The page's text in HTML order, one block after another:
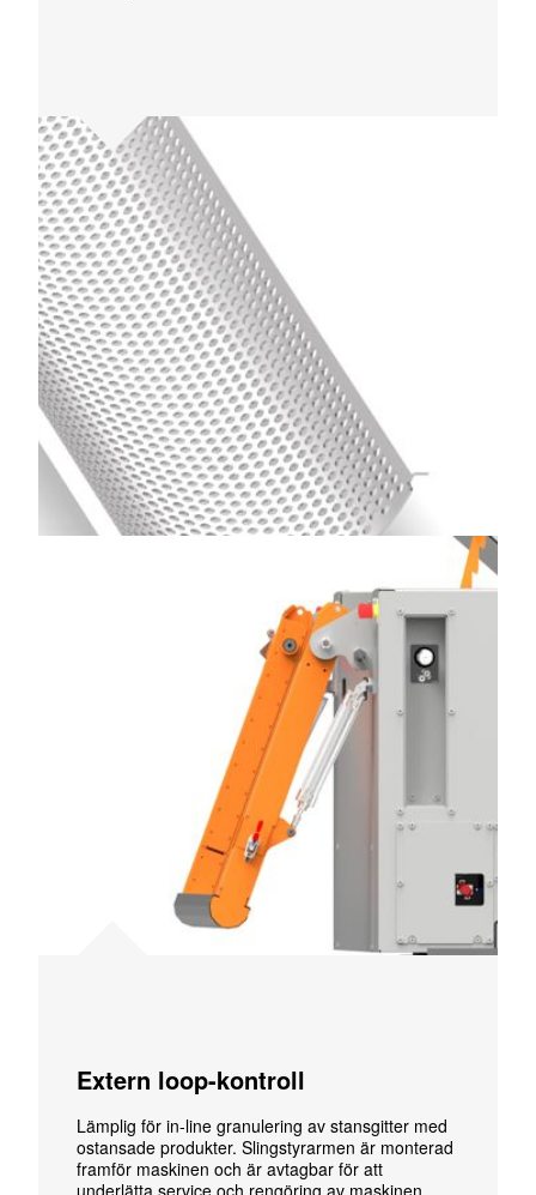
Extern loop-kontroll
Lämplig för in-line granulering av stansgitter med
ostansade produkter. Slingstyrarmen är monterad
framför maskinen och är avtagbar för att
underlätta service och rengöring av maskinen.